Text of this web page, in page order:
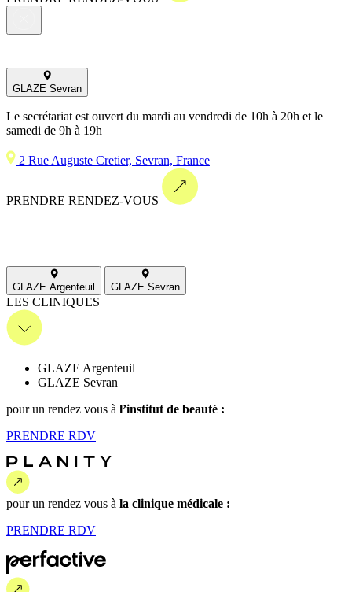
GLAZE Sevran
Le secrétariat est ouvert du mardi au vendredi de 10h à 20h et le
samedi de 9h à 19h
2 Rue Auguste Cretier, Sevran, France
PRENDRE RENDEZ-VOUS
GLAZE Argenteuil GLAZE Sevran
LES CLINIQUES
GLAZE Argenteuil
GLAZE Sevran
pour un rendez vous à l’institut de beauté :
PRENDRE RDV
pour un rendez vous à la clinique médicale :
PRENDRE RDV